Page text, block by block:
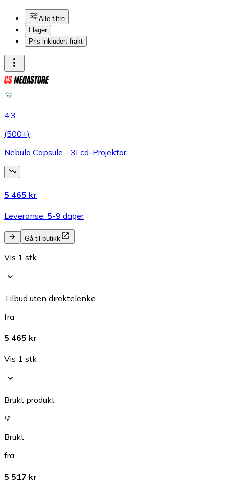
Alle filtre
I lager
Pris inkludert frakt
4.3
(500+)
Nebula Capsule - 3Lcd-Projektor
5 465 kr
Leveranse: 5-9 dager
Gå til butikk
Vis 1 stk
Tilbud uten direktelenke
fra
5 465 kr
Vis 1 stk
Brukt produkt
Brukt
fra
5 517 kr